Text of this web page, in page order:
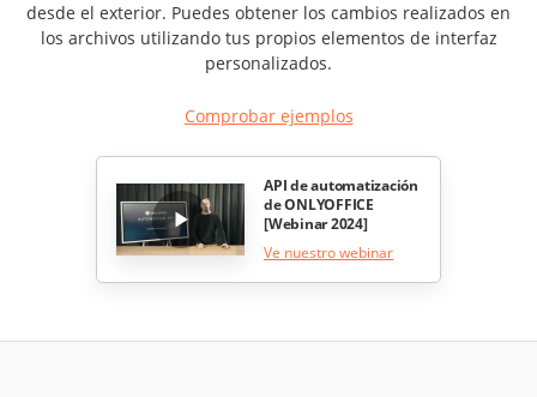
desde el exterior. Puedes obtener los cambios realizados en
los archivos utilizando tus propios elementos de interfaz
personalizados.
Comprobar ejemplos
API de automatización
de ONLYOFFICE
[Webinar 2024]
Ve nuestro webinar